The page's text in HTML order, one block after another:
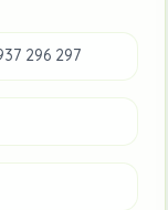
296 297